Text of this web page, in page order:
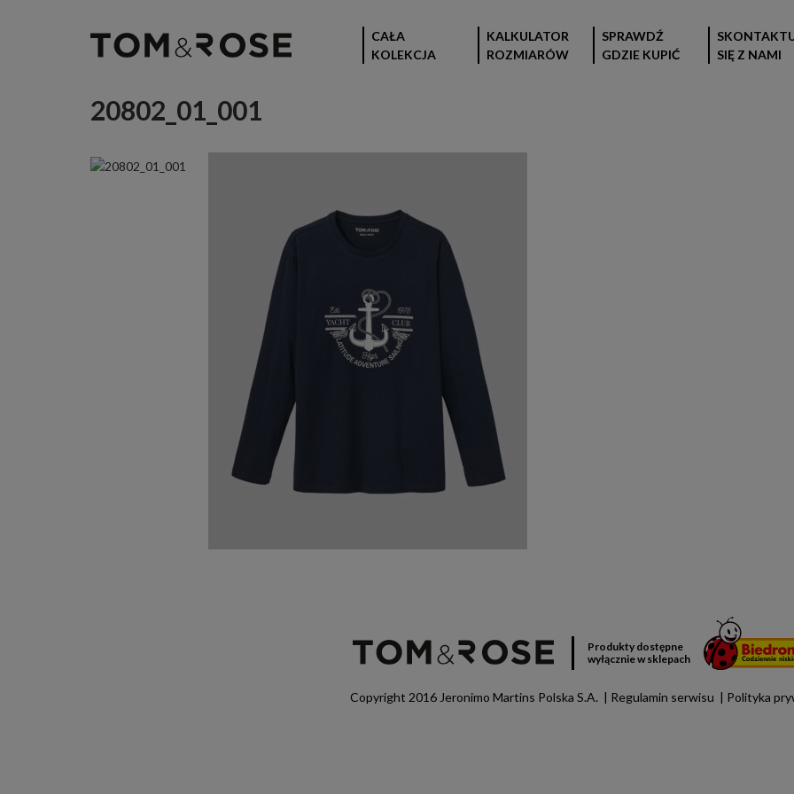
CAŁA
KOLEKCJA
KALKULATOR
ROZMIARÓW
SPRAWDŹ
GDZIE KUPIĆ
SIĘ Z NAMI
20802_01_001
Produkty dostępne
wyłącznie w sklepach
Copyright 2016 Jeronimo Martins Polska S.A. Regulamin serwisu Polityka